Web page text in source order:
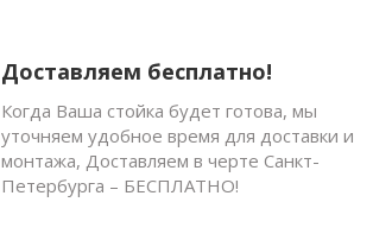
Доставляем бесплатно!
Когда Ваша стойка будет готова, мы
уточняем удобное время для доставки и
монтажа, Доставляем в черте Санкт-
Петербурга – БЕСПЛАТНО!